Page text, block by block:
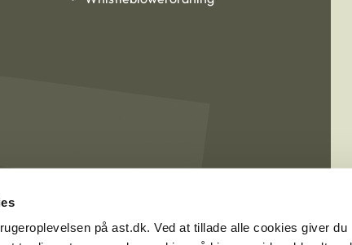
på ast.dk. Ved at tillade alle cookies giver du